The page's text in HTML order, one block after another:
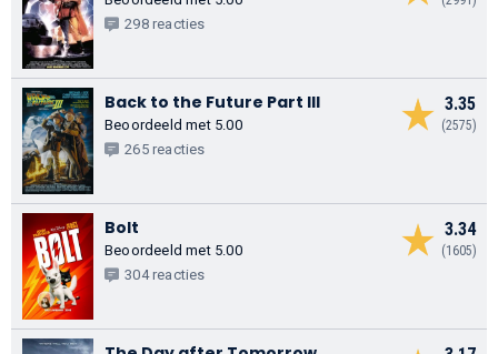
298 reacties
3.35
(2575)
Back to the Future Part III
Beoordeeld met 5.00
265 reacties
3.34
(1605)
Bolt
Beoordeeld met 5.00
304 reacties